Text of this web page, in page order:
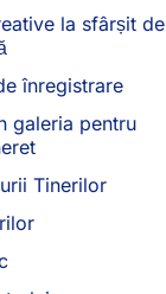
la sfârșit de
înregistrare
galeria pentru
Tinerilor